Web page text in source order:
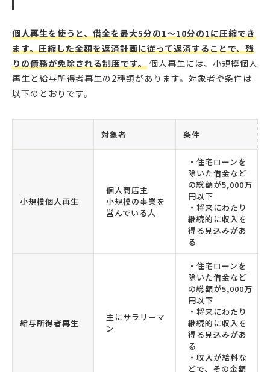
個人再生を使うと、借金を最大5分の1〜10分の1に圧縮でき
ます。圧縮した金額を返済計画に従って返済することで、残
りの債務が免除される制度です。 個人再生には、小規模個人
再生と給与所得者再生の2種類があります。対象者や条件は
以下のとおりです。
対象者 条件
小規模個人再生
個人商店主
小規模の事業を
営んでいる人
・住宅ローンを
除いた借金など
の総額が5,000万
円以下
・将来にわたり
継続的に収入を
得る見込みがあ
る
給与所得者再生
主にサラリーマ
ン
・住宅ローンを
除いた借金など
の総額が5,000万
円以下
・将来にわたり
継続的に収入を
得る見込みがあ
る
・収入が給料な
どで、その金額